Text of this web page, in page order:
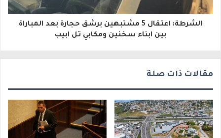
و
الشرطة: اعتقال 5 مشتبهين برشق حجارة بعد المباراة
بين ابناء سخنين ومكابي تل ابيب
مقالات ذات صلة